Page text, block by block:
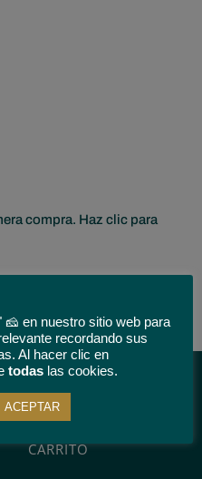
compra. Haz clic para
AÑADIR
AL
CARRITO
en nuestro sitio web para
recordando sus
Al hacer clic en
todas las cookies.
ACEPTAR